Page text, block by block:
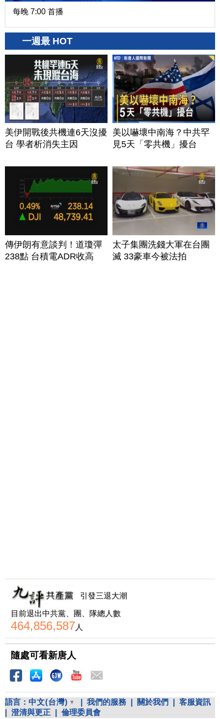
每晚 7:00 首播
一週最 HOT
美伊開戰後共機連6天沒擾
台 學者析消失主因
美以嚇壞中南海？中共罕
見5天「零共機」擾台
傳伊朗有意談判！道瓊彈
238點 台積電ADR收高
太子集團洗錢大軍在台團
滅 33豪車今被法拍
引發三退大潮
目前退出中共黨、團、隊總人數
464,856,587人
隨處可看新唐人
語言： 中文(台灣) 我們的服務 關於我們
客服資訊
澄清與更正 倫理委員會